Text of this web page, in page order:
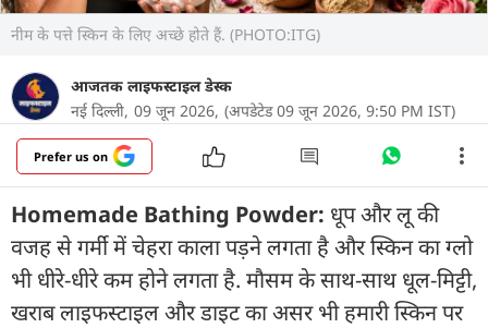
नीम के पत्ते स्किन के लिए अच्छे होते हैं. (PHOTO:ITG)
आजतक लाइफस्टाइल डेस्क
नई दिल्ली, 09 जून 2026, (अपडेटेड 09 जून 2026, 9:50 PM IST)
Prefer us on
Homemade Bathing Powder: धूप और लू की
वजह से गर्मी में चेहरा काला पड़ने लगता है और स्किन का ग्लो
भी धीरे-धीरे कम होने लगता है. मौसम के साथ-साथ धूल-मिट्टी,
खराब लाइफस्टाइल और डाइट का असर भी हमारी स्किन पर